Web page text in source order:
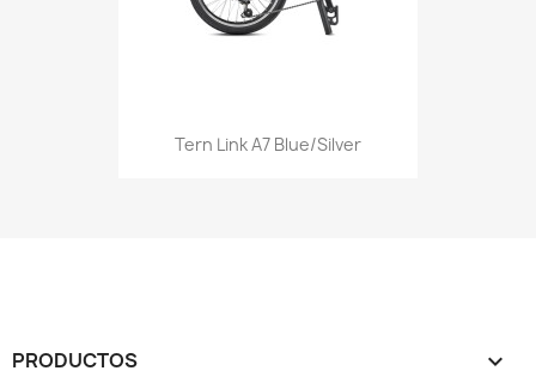
Tern Link A7 Blue/Silver
PRODUCTOS 